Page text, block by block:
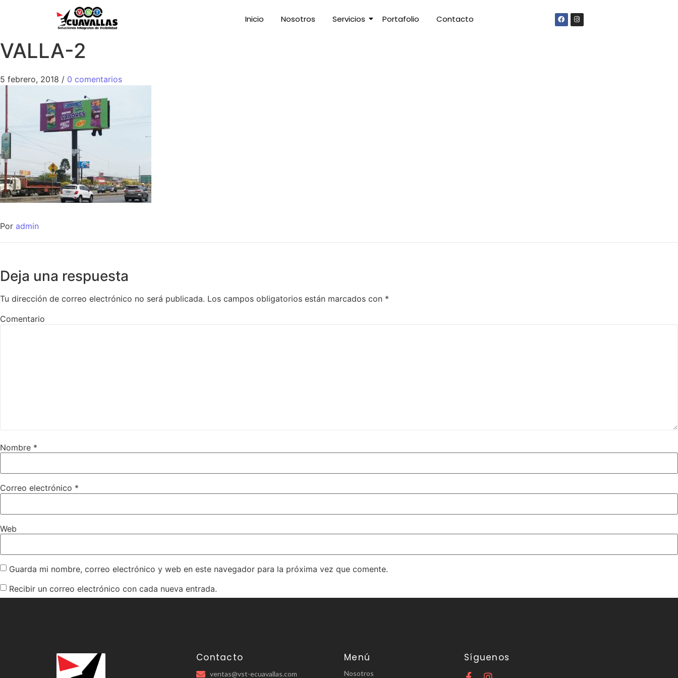
Inicio Nosotros Servicios Portafolio Contacto
VALLA-2
5 febrero, 2018 / 0 comentarios
Por admin
Deja una respuesta
Tu dirección de correo electrónico no será publicada. Los campos obligatorios están marcados con *
Comentario
Nombre *
Correo electrónico *
Web
Guarda mi nombre, correo electrónico y web en este navegador para la próxima vez que comente.
Recibir un correo electrónico con cada nueva entrada.
Contacto
ventas@vst-ecuavallas.com
Menú
Nosotros
Síguenos